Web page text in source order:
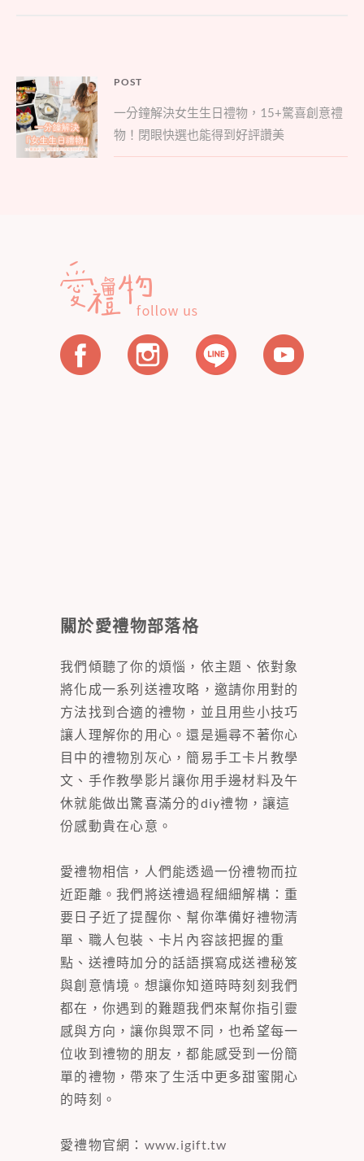
文
章
導
覽
POST
Parent
post:
一分鐘解決女生生日禮物，15+驚喜創意禮
物！閉眼快選也能得到好評讚美
關於愛禮物部落格
我們傾聽了你的煩惱，依主題、依對象
將化成一系列送禮攻略，邀請你用對的
方法找到合適的禮物，並且用些小技巧
讓人理解你的用心。還是遍尋不著你心
目中的禮物別灰心，簡易手工卡片教學
文、手作教學影片讓你用手邊材料及午
休就能做出驚喜滿分的diy禮物，讓這
份感動貴在心意。
愛禮物相信，人們能透過一份禮物而拉
近距離。我們將送禮過程細細解構：重
要日子近了提醒你、幫你準備好禮物清
單、職人包裝、卡片內容該把握的重
點、送禮時加分的話語撰寫成送禮秘笈
與創意情境。想讓你知道時時刻刻我們
都在，你遇到的難題我們來幫你指引靈
感與方向，讓你與眾不同，也希望每一
位收到禮物的朋友，都能感受到一份簡
單的禮物，帶來了生活中更多甜蜜開心
的時刻。
愛禮物官網： www.igift.tw